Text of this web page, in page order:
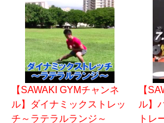
【SAWAKI GYMチャンネ
ル】ダイナミックストレッ
チ～ラテラルランジ～
【
ル】
トレ